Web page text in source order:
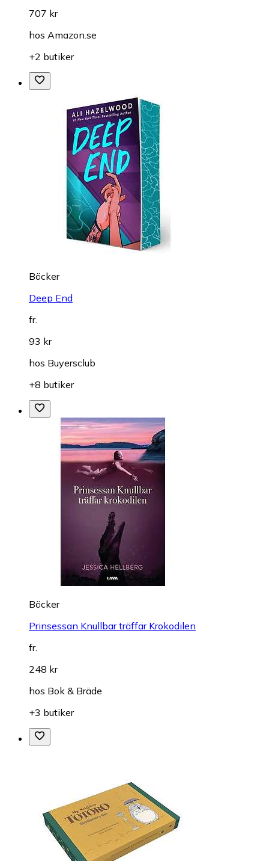
707 kr
hos Amazon.se
+2 butiker
Böcker
Deep End
fr.
93 kr
hos Buyersclub
+8 butiker
Böcker
Prinsessan Knullbar träffar Krokodilen
fr.
248 kr
hos Bok & Bräde
+3 butiker